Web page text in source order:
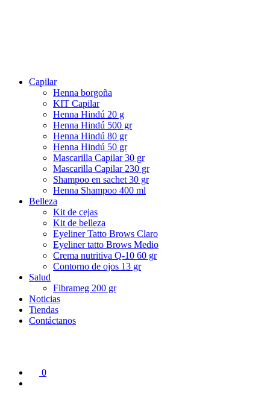
Capilar
Henna borgoña
KIT Capilar
Henna Hindú 20 g
Henna Hindú 500 gr
Henna Hindú 80 gr
Henna Hindú 50 gr
Mascarilla Capilar 30 gr
Mascarilla Capilar 230 gr
Shampoo en sachet 30 gr
Henna Shampoo 400 ml
Belleza
Kit de cejas
Kit de belleza
Eyeliner Tatto Brows Claro
Eyeliner tatto Brows Medio
Crema nutritiva Q-10 60 gr
Contorno de ojos 13 gr
Salud
Fibrameg 200 gr
Noticias
Tiendas
Contáctanos
0